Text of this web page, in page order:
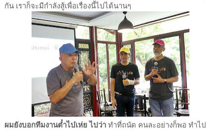
กัน เราก็จะมีกำลังสู้เพื่อเรื่องนี้ไปได้นานๆ
ผมยังบอกทีมงานต๋ำไบ๋เห่ย ไปว่า ทำที่ถนัด คนละอย่างก็พอ ทำไป